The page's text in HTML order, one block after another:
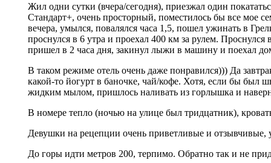
Жил одни сутки (вчера/сегодня), приезжал один
Стандарт+, очень просторный, поместилось бы все мое
вечера, умылся, повалялся часа 1,5, пошел ужинать в
проснулся в 6 утра и проехал 400 км за рулем.
пришел в 2 часа дня, закинул лыжи в машину и поехал
В таком режиме отель очень даже понравился))) Да
какой-то йогурт в баночке, чай/кофе. Хотя, если бы был
жидким мылом, пришлось наливать из горлышка и
В номере тепло (ночью на улице был тридцатник),
Девушки на рецепции очень приветливые и отзывчивые,
До горы идти метров 200, терпимо. Обратно так и не